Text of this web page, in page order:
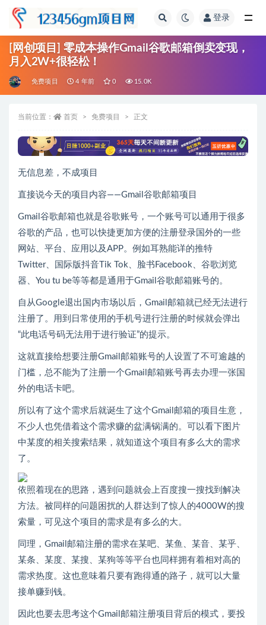
登录
[网创项目] 零成本操作Gmail谷歌邮箱倒卖变现，
月入2W+很轻松！
免费项目 4 年前 0 15.0K
当前位置： 首页 免费项目 正文
无信息差，不成项目
直接说今天的项目内容——Gmail谷歌邮箱项目
Gmail谷歌邮箱也就是谷歌账号，一个账号可以通用于很多
谷歌的产品，也可以快捷更加方便的注册登录国外的一些
网站、平台、应用以及APP。例如耳熟能详的推特
Twitter、国际版抖音Tik Tok、脸书Facebook、谷歌浏览
器、You tu be等等都是通用于Gmail谷歌邮箱账号的。
自从Google退出国内市场以后，Gmail邮箱就已经无法进行
注册了。用到日常使用的手机号进行注册的时候就会弹出
“此电话号码无法用于进行验证”的提示。
这就直接给想要注册Gmail邮箱账号的人设置了不可逾越的
门槛，总不能为了注册一个Gmail邮箱账号再去办理一张国
外的电话卡吧。
所以有了这个需求后就诞生了这个Gmail邮箱的项目生意，
不少人也凭借着这个需求赚的盆满锅满的。可以看下图片
中某度的相关搜索结果，就知道这个项目有多么大的需求
了。
依照着现在的思路，遇到问题就会上百度搜一搜找到解决
方法。被同样的问题困扰的人群达到了惊人的4000W的搜
索量，可见这个项目的需求是有多么的大。
同理，Gmail邮箱注册的需求在某吧、某鱼、某音、某乎、
某条、某度、某搜、某狗等等平台也同样拥有着相对高的
需求热度。这也意味着只要有跑得通的路子，就可以大量
接单赚到钱。
因此也要去思考这个Gmail邮箱注册项目背后的模式，要投